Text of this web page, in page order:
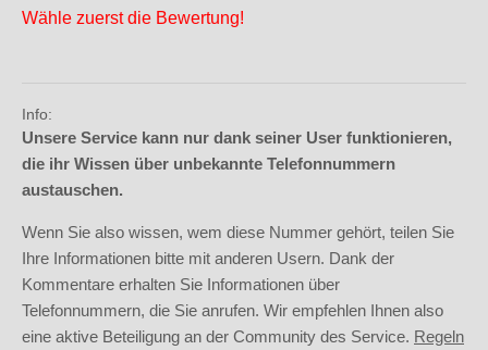
Wähle zuerst die Bewertung!
Info:
Unsere Service kann nur dank seiner User funktionieren,
die ihr Wissen über unbekannte Telefonnummern
austauschen.
Wenn Sie also wissen, wem diese Nummer gehört, teilen Sie
Ihre Informationen bitte mit anderen Usern. Dank der
Kommentare erhalten Sie Informationen über
Telefonnummern, die Sie anrufen. Wir empfehlen Ihnen also
eine aktive Beteiligung an der Community des Service. Regeln